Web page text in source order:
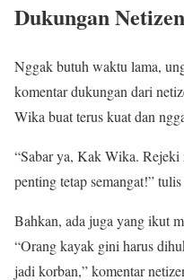
Dukungan
Nggak butuh waktu lama,
komentar dukungan dari
Wika buat terus kuat dan
“Sabar ya, Kak Wika. Rejeki
penting tetap semangat!”
Bahkan, ada juga yang ikut
“Orang kayak gini harus
jadi korban,” komentar